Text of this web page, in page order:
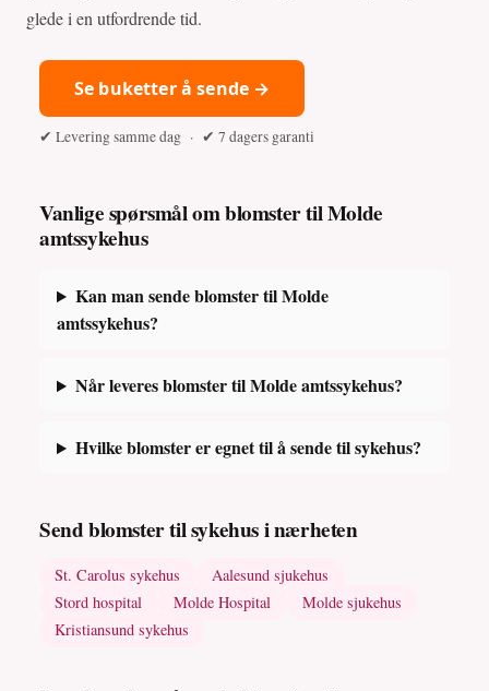
glede i en utfordrende tid.
Se buketter å sende →
✔ Levering samme dag · ✔ 7 dagers garanti
Vanlige spørsmål om blomster til Molde
amtssykehus
Kan man sende blomster til Molde
amtssykehus?
Når leveres blomster til Molde amtssykehus?
Hvilke blomster er egnet til å sende til sykehus?
Send blomster til sykehus i nærheten
St. Carolus sykehus
Aalesund sjukehus
Stord hospital
Molde Hospital
Molde sjukehus
Kristiansund sykehus